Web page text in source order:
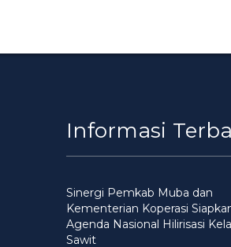
Informasi
Sinergi Pemkab Muba dan
Kementerian Koperasi
Agenda Nasional Hilirisasi
Sawit